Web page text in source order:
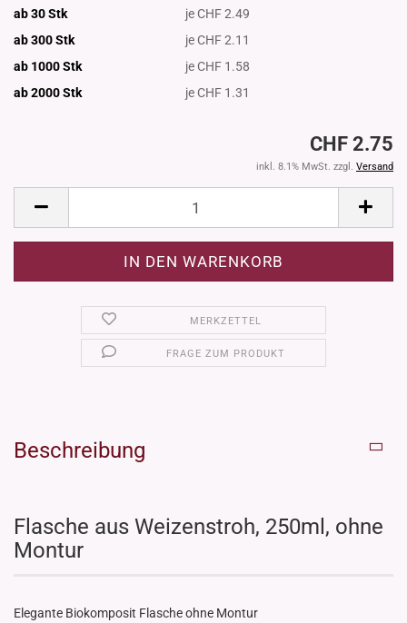
ab 30 Stk
je CHF 2.49
ab 300 Stk
je CHF 2.11
ab 1000 Stk
je CHF 1.58
ab 2000Stk je CHF 1.31
CHF 2.75
inkl. 8.1% MwSt. zzgl. Versand
MERKZETTEL
FRAGE ZUM PRODUKT
Beschreibung
Flasche aus Weizenstroh, 250ml, ohne
Montur
Elegante Biokomposit Flasche ohne Montur